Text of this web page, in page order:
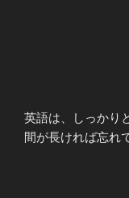
英語は、しっかり
間が長ければ忘れ